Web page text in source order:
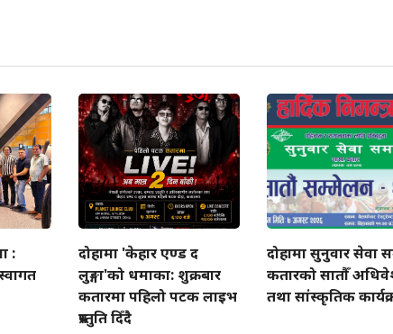
:
दोहामा 'केहार एण्ड द
लुङ्गा'को धमाका: शुक्रबार
कतारमा पहिलो पटक लाइभ
प्रस्तुति दिँदै
दोहामा सुनुवार सेवा
कतारको सातौँ
तथा सांस्कृतिक